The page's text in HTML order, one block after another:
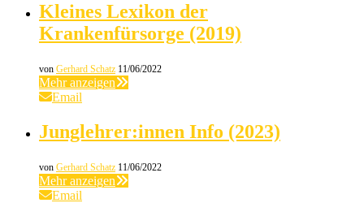
Kleines Lexikon der
Krankenfürsorge (2019)
von Gerhard Schatz 11/06/2022
Mehr anzeigen
Email
Junglehrer:innen Info (2023)
von Gerhard Schatz 11/06/2022
Mehr anzeigen
Email